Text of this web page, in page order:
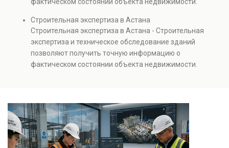
проверках.
инженерных систем с выявлением скрытых дефектов
и нарушений. Услуга используется для проверки
качества строительства, подготовки к реконструкции,
оценки рисков и судебных разбирательств.
Результатом является официальное техническое
Строительная экспертиза в Астана
Строительная экспертиза в Астана - Строительная
экспертиза и техническое обследование зданий
позволяют получить точную информацию о
фактическом состоянии объекта недвижимости.
качества строительства, подготовки к реконструкции,
оценки рисков и судебных разбирательств.
Результатом является официальное техническое
заключение, имеющее юридическую силу.